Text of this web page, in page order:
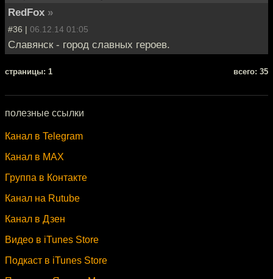
RedFox »
#36 | 06.12.14 01:05
Славянск - город славных героев.
cтраницы: 1 всего: 35
полезные ссылки
Канал в Telegram
Канал в MAX
Группа в Контакте
Канал на Rutube
Канал в Дзен
Видео в iTunes Store
Подкаст в iTunes Store